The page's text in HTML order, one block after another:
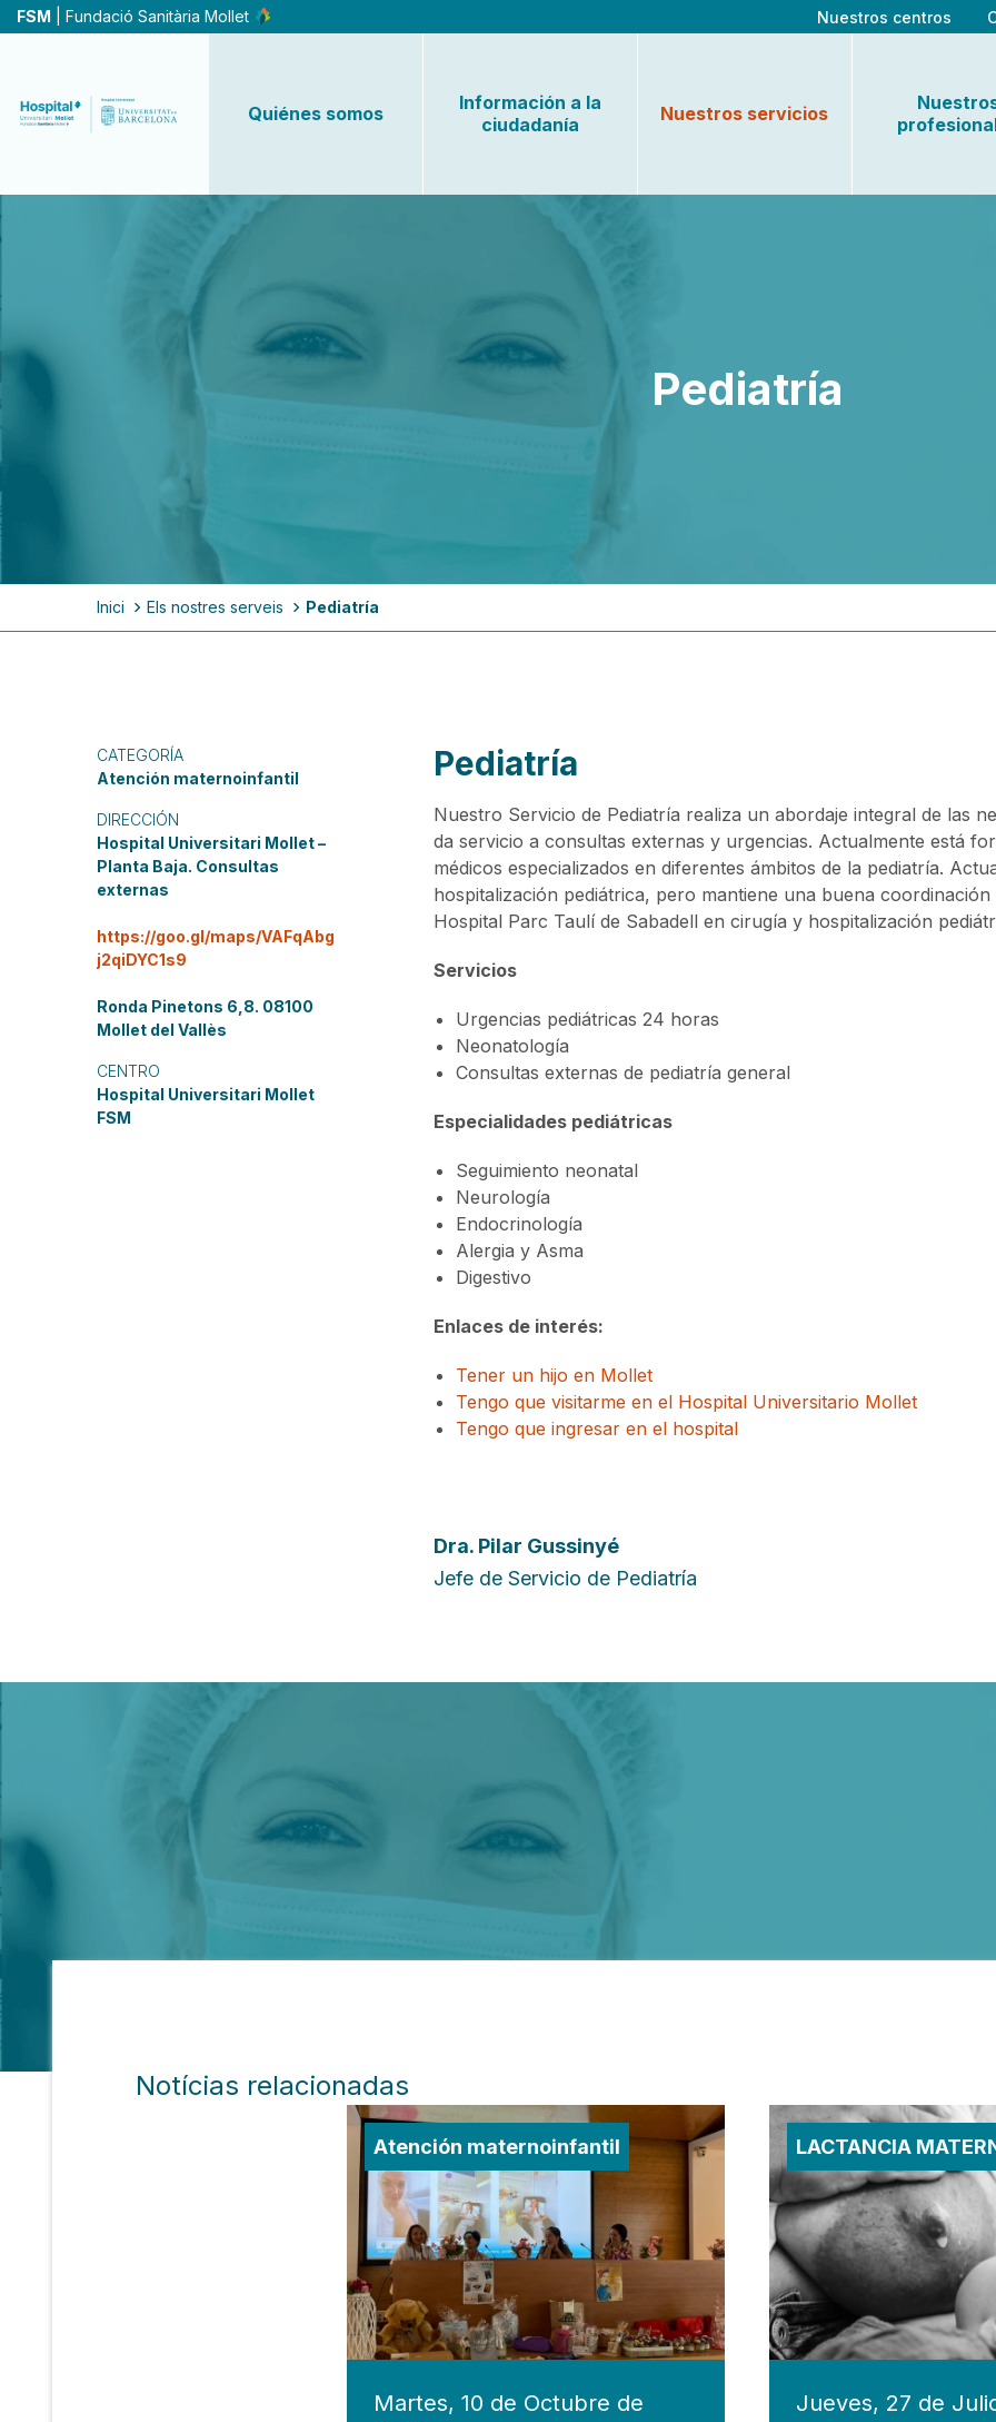
Pasar
al
FSM | Fundació Sanitària Mollet Nuestros centros
Quiénes somos
Información a la
ciudadanía
Nuestros servicios
Pediatría
de
Inici Els nostres serveis Pediatría
CATEGORÍA
Atención maternoinfantil
DIRECCIÓN
Hospital Universitari Mollet –
Planta Baja. Consultas
externas
https://goo.gl/maps/VAFqAbg
j2qiDYC1s9
Ronda Pinetons 6,8. 08100
Mollet del Vallès
CENTRO
Hospital Universitari Mollet
FSM
Pediatría
Nuestro Servicio de Pediatría realiza un abordaje integral de las
da servicio a consultas externas y urgencias. Actualmente está
médicos especializados en diferentes ámbitos de la pediatría.
hospitalización pediátrica, pero mantiene una buena
Hospital Parc Taulí de Sabadell en cirugía y hospitalización
Servicios
Urgencias pediátricas 24 horas
Neonatología
Consultas externas de pediatría general
Especialidades pediátricas
Seguimiento neonatal
Neurología
Endocrinología
Alergia y Asma
Digestivo
Enlaces de interés:
Tener un hijo en Mollet
Tengo que visitarme en el Hospital Universitario Mollet
Tengo que ingresar en el hospital
Dra. Pilar Gussinyé
Jefe de Servicio de Pediatría
Notícias relacionadas
Atención maternoinfantil
Martes, 10 de Octubre de
LACTANCIA
Jueves, 27 de